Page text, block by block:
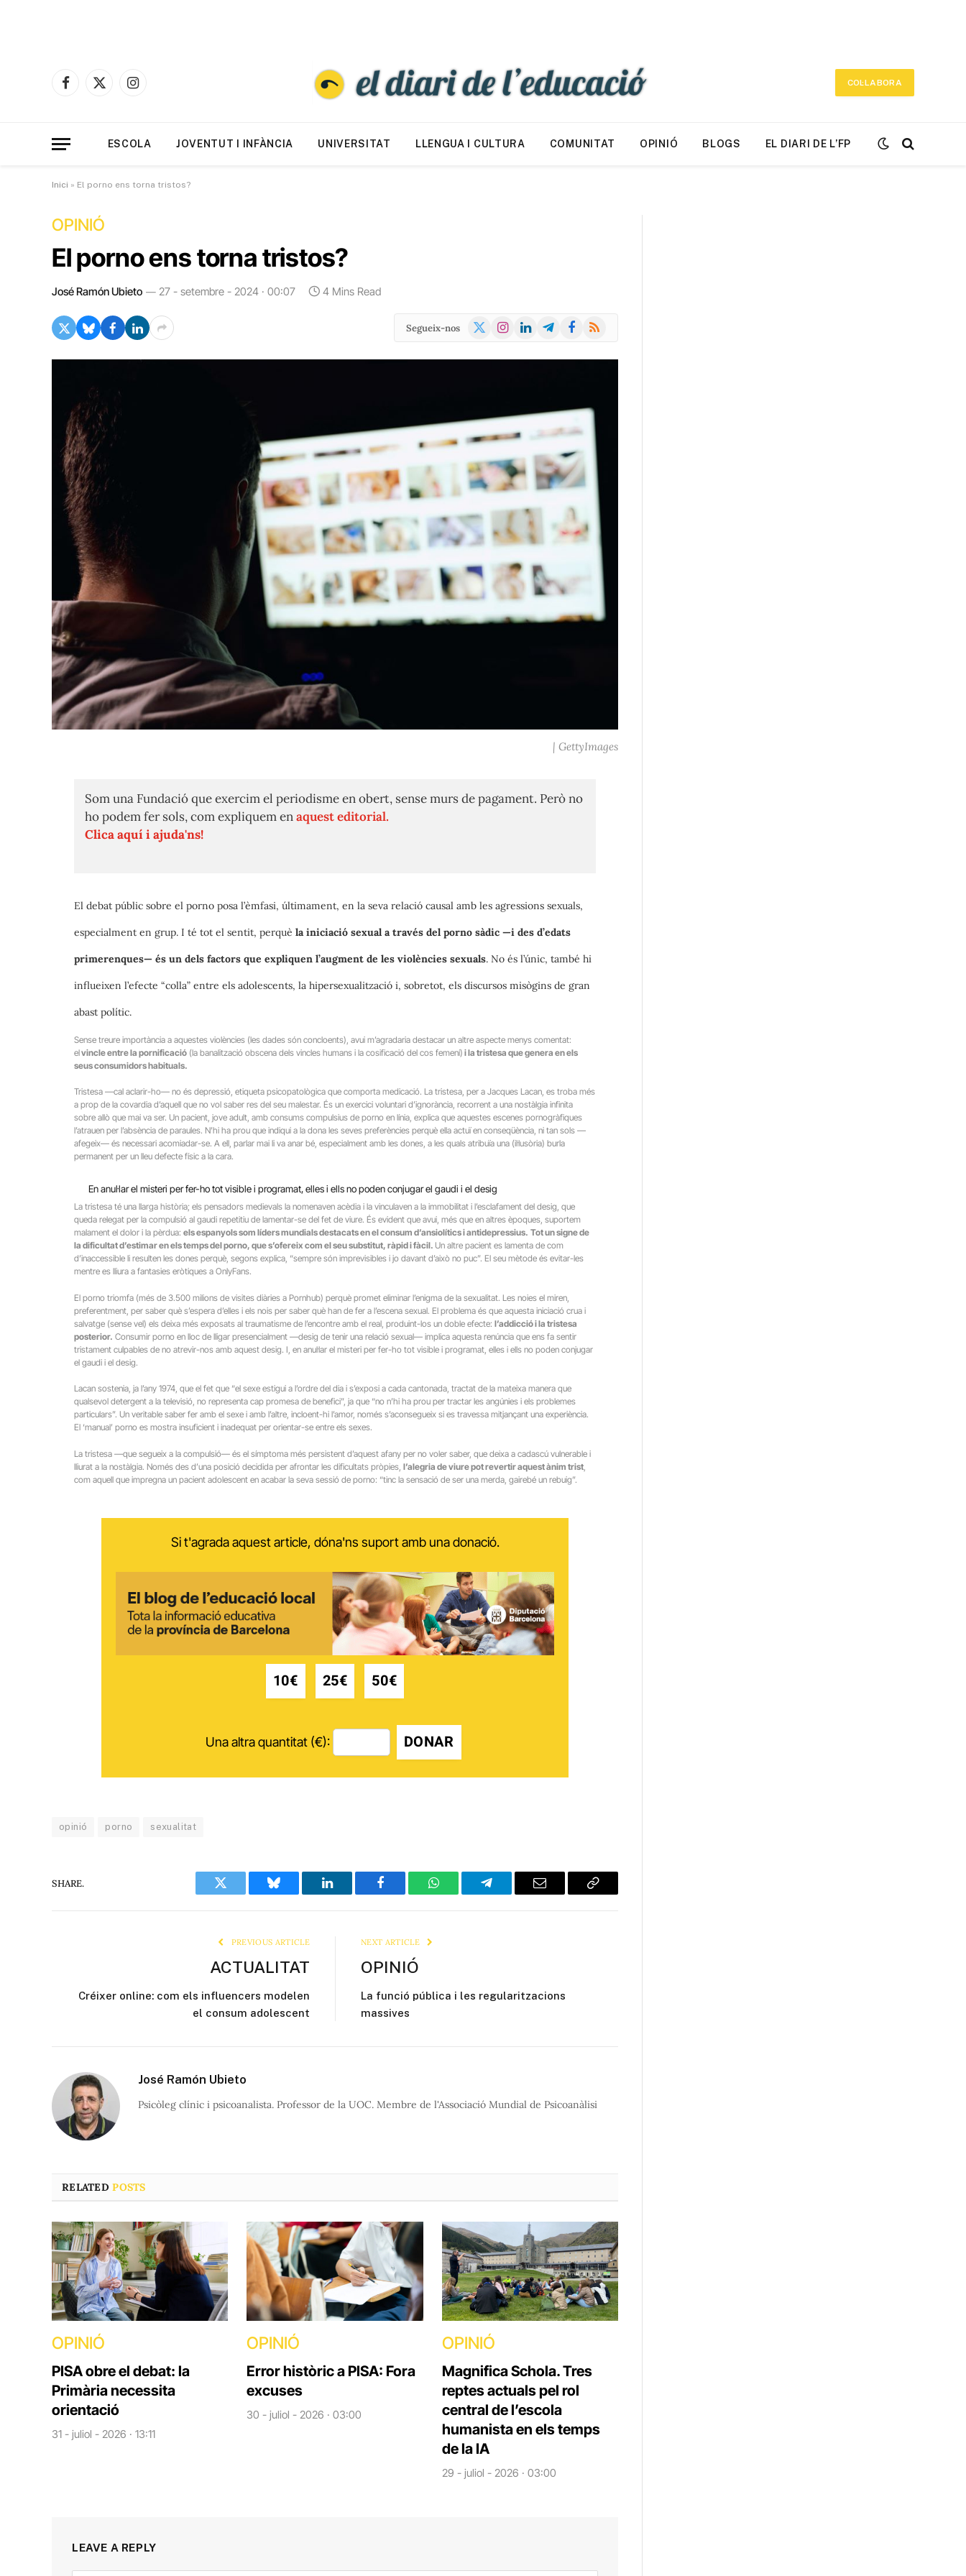
Facebook
X
Instagram
COL·LABORA
ESCOLA JOVENTUT I INFÀNCIA UNIVERSITAT LLENGUA I CULTURA COMUNITAT OPINIÓ BLOGS EL DIARI DE L’FP
Inici » El porno ens torna tristos?
OPINIÓ
El porno ens torna tristos?
José Ramón Ubieto 27 - setembre - 2024 · 00:07 4 Mins Read
Segueix-nos
X
Instagram
LinkedInTelegramFacebook
RSS
| GettyImages
Som una Fundació que exercim el periodisme en obert, sense murs de pagament. Però no
ho podem fer sols, com expliquem enaquest editorial.
Clica aquí i ajuda'ns!
El debat públic sobre el porno posa l’èmfasi, últimament, en la seva relació causal amb les agressions sexuals,
especialment en grup. I té tot el sentit, perquè la iniciació sexual a través del porno sàdic —i des d’edats
primerenques— és un dels factors que expliquen l’augment de les violències sexuals. No és l’únic, també hi
influeixen l’efecte “colla” entre els adolescents, la hipersexualització i, sobretot, els discursos misògins de gran
abast polític.
Sense treure importància a aquestes violències (les dades són concloents), avui m’agradaria destacar un altre aspecte menys comentat:
elvincle entre la pornificació (la banalització obscena dels vincles humans i la cosificació del cos femení) i la tristesa que genera en els
seus consumidors habituals.
Tristesa —cal aclarir-ho— no és depressió, etiqueta psicopatològica que comporta medicació. La tristesa, per a Jacques Lacan, es troba més
a prop de la covardia d’aquell que no vol saber res del seu malestar. És un exercici voluntari d’ignorància, recorrent a una nostàlgia infinita
sobre allò que mai va ser. Un pacient, jove adult, amb consums compulsius de porno en línia, explica que aquestes escenes pornogràfiques
l’atrauen per l’absència de paraules. N’hi ha prou que indiqui a la dona les seves preferències perquè ella actuï en conseqüència, ni tan sols —
afegeix— és necessari acomiadar-se. A ell, parlar mai li va anar bé, especialment amb les dones, a les quals atribuïa una (il·lusòria) burla
permanent per un lleu defecte físic a la cara.
En anul·lar el misteri per fer-ho tot visible i programat, elles i ells no poden conjugar el gaudi i el desig
La tristesa té una llarga història; els pensadors medievals la nomenaven acèdia i la vinculaven a la immobilitat i l’esclafament del desig, que
queda relegat per la compulsió al gaudi repetitiu de lamentar-se del fet de viure. És evident que avui, més que en altres èpoques, suportem
malament el dolor i la pèrdua: els espanyols som líders mundials destacats en el consum d’ansiolítics i antidepressius. Tot un signe de
la dificultat d’estimar en els temps del porno, que s’ofereix com el seu substitut, ràpid i fàcil. Un altre pacient es lamenta de com
d’inaccessible li resulten les dones perquè, segons explica, “sempre són imprevisibles i jo davant d’això no puc”. El seu mètode és evitar-les
mentre es lliura a fantasies eròtiques a OnlyFans.
El porno triomfa (més de 3.500 milions de visites diàries a Pornhub) perquè promet eliminar l’enigma de la sexualitat. Les noies el miren,
preferentment, per saber què s’espera d’elles i els nois per saber què han de fer a l’escena sexual. El problema és que aquesta iniciació crua i
salvatge (sense vel) els deixa més exposats al traumatisme de l’encontre amb el real, produint-los un doble efecte: l’addicció i la tristesa
posterior. Consumir porno en lloc de lligar presencialment —desig de tenir una relació sexual— implica aquesta renúncia que ens fa sentir
tristament culpables de no atrevir-nos amb aquest desig. I, en anul·lar el misteri per fer-ho tot visible i programat, elles i ells no poden conjugar
el gaudi i el desig.
Lacan sostenia, ja l’any 1974, que el fet que “el sexe estigui a l’ordre del dia i s’exposi a cada cantonada, tractat de la mateixa manera que
qualsevol detergent a la televisió, no representa cap promesa de benefici”, ja que “no n’hi ha prou per tractar les angúnies i els problemes
particulars”. Un veritable saber fer amb el sexe i amb l’altre, incloent-hi l’amor, només s’aconsegueix si es travessa mitjançant una experiència.
El ‘manual’ porno es mostra insuficient i inadequat per orientar-se entre els sexes.
La tristesa —que segueix a la compulsió— és el símptoma més persistent d’aquest afany per no voler saber, que deixa a cadascú vulnerable i
lliurat a la nostàlgia. Només des d’una posició decidida per afrontar les dificultats pròpies, l’alegria de viure pot revertir aquest ànim trist
com aquell que impregna un pacient adolescent en acabar la seva sessió de porno: “tinc la sensació de ser una merda, gairebé un rebuig”.
Si t'agrada aquest article, dóna'ns suport amb una donació.
10€ 25€ 50€
Una altra quantitat (€): DONAR
opinió porno sexualitat
SHARE.
Twitter Bluesky LinkedIn Facebook WhatsAppTelegram Email
Copy
PREVIOUS ARTICLE
ACTUALITAT
Créixer online: com els influencers modelen
el consum adolescent
NEXT ARTICLE
OPINIÓ
La funció pública i les regularitzacions
massives
José Ramón Ubieto
Psicòleg clínic i psicoanalista. Professor de la UOC. Membre de l'Associació Mundial de Psicoanàlisi
RELATEDPOSTS
OPINIÓ
PISA obre el debat: la
Primària necessita
orientació
31 - juliol - 2026 · 13:11
OPINIÓ
Error històric a PISA: Fora
excuses
30 - juliol - 2026 · 03:00
OPINIÓ
Magnifica Schola. Tres
reptes actuals pel rol
central de l’escola
humanista en els temps
de la IA
29 - juliol - 2026 · 03:00
LEAVE A REPLY